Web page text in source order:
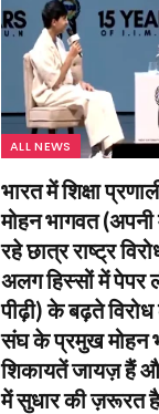
ALL NEWS
भारत में शिक्षा
मोहन भागवत
रहे छात्र राष्ट्र
अलग हिस्सों में
पीढ़ी) के बढ़ते
संघ के प्रमुख मोहन
शिकायतें जायज़ हैं
में सुधार की ज़रूरत